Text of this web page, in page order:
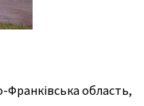
Франківська область,